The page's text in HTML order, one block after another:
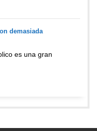
demasiada
es una gran